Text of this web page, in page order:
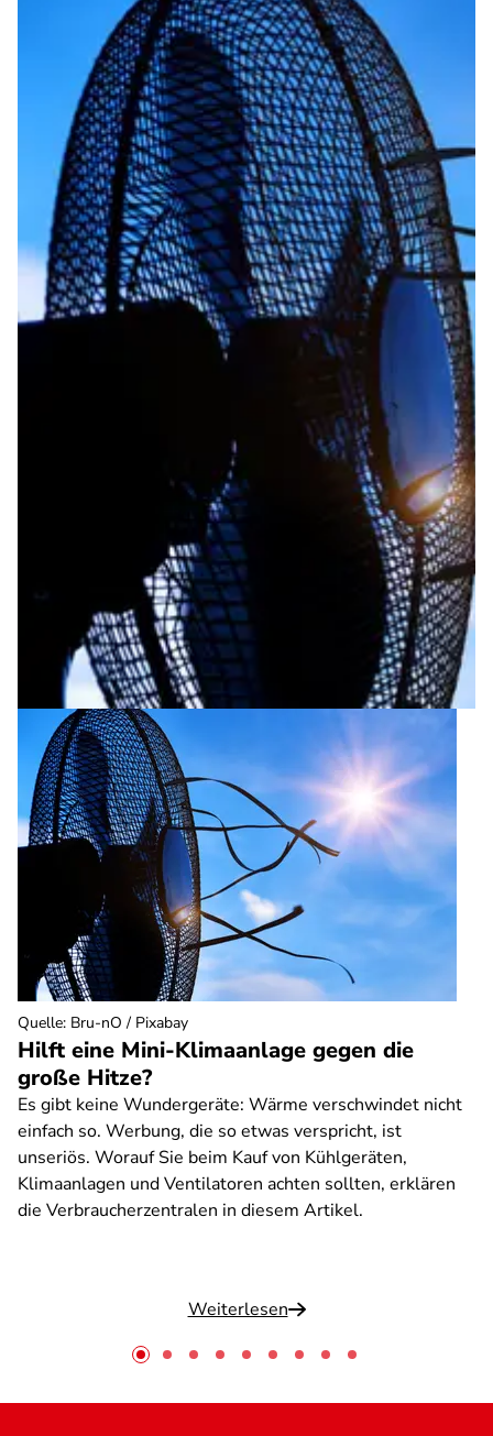
Hilft eine Mini-Klimaanlage gegen die
große Hitze?
Es gibt keine Wundergeräte: Wärme verschwindet nicht
einfach so. Werbung, die so etwas verspricht, ist
unseriös. Worauf Sie beim Kauf von Kühlgeräten,
Klimaanlagen und Ventilatoren achten sollten, erklären
die Verbraucherzentralen in diesem Artikel.
Weiterlesen
Quelle: Bru-nO / Pixabay